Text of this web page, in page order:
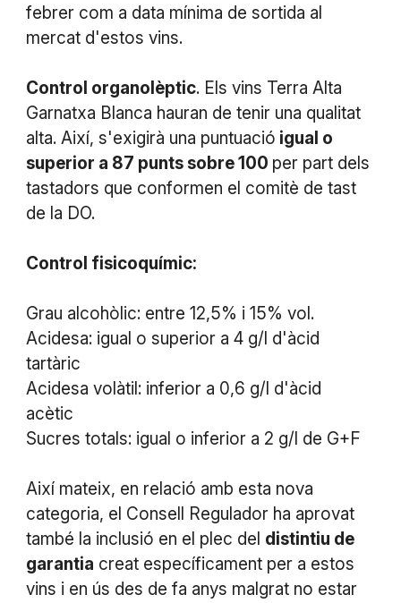
febrer com a data mínima de sortida al
mercat d'estos vins.
Control organolèptic. Els vins Terra Alta
Garnatxa Blanca hauran de tenir una qualitat
alta. Així, s'exigirà una puntuació igual o
superior a 87 punts sobre 100 per part dels
tastadors que conformen el comitè de tast
de la DO.
Control fisicoquímic:
Grau alcohòlic: entre 12,5% i 15% vol.
Acidesa: igual o superior a 4 g/l d'àcid
tartàric
Acidesa volàtil: inferior a 0,6 g/l d'àcid
acètic
Sucres totals: igual o inferior a 2 g/l de G+F
Així mateix, en relació amb esta nova
categoria, el Consell Regulador ha aprovat
també la inclusió en el plec del distintiu de
garantia creat específicament per a estos
vins i en ús des de fa anys malgrat no estar